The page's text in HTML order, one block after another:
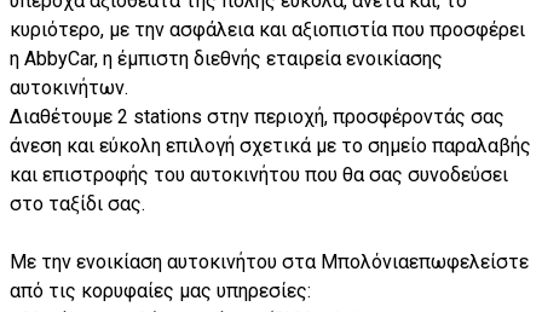
κυριότερο, με την ασφάλεια και αξιοπιστία που προσφέρει
η AbbyCar, η έμπιστη διεθνής εταιρεία ενοικίασης
αυτοκινήτων.
Διαθέτουμε 2 stations στην περιοχή, προσφέροντάς σας
άνεση και εύκολη επιλογή σχετικά με το σημείο παραλαβής
και επιστροφής του αυτοκινήτου που θα σας συνοδεύσει
στο ταξίδι σας.
Με την ενοικίαση αυτοκινήτου στα Μπολόνιαεπωφελείστε
από τις κορυφαίες μας υπηρεσίες: